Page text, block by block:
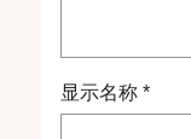
显示名称 *